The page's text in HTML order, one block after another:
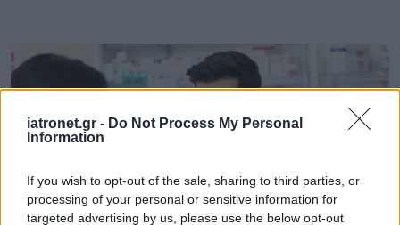
iatronet.gr - Do Not Process My Personal
Information
If you wish to opt-out of the sale, sharing to third parties, or
processing of your personal or sensitive information for
targeted advertising by us, please use the below opt-out